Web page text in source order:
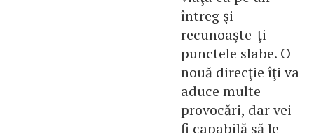
întreg şi
recunoaşte-ţi
punctele slabe. O
nouă direcţie îţi va
aduce multe
provocări, dar vei
fi capabilă să le